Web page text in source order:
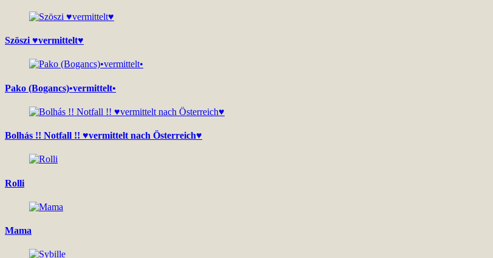
Szöszi ♥vermittelt♥
Pako (Bogancs)•vermittelt•
Bolhás !! Notfall !! ♥vermittelt nach Österreich♥
Rolli
Mama